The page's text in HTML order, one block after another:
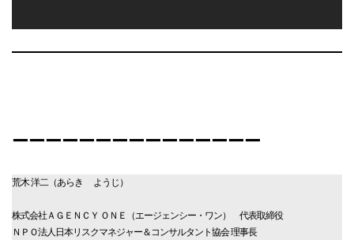
ーーーーーーーーーーーーーーー
荒木 洋二（あらき ようじ）
株式会社ＡＧＥＮＣＹ ＯＮＥ（エージェンシー・ワン） 代表取締役
ＮＰＯ法人日本リスクマネジャー＆コンサルタント協会 理事長